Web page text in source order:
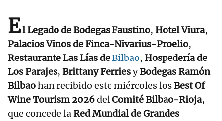
El Legado de Bodegas Faustino, Hotel Viura,
Palacios Vinos de Finca-Nivarius-Proelio,
Restaurante Las Lías deBilbao, Hospedería de
Los Parajes, Brittany FerriesyBodegas Ramón
Bilbaohan recibido este miércoles losBest Of
Wine Tourism 2026delComité Bilbao-Rioja,
que concede laRed Mundial de Grandes